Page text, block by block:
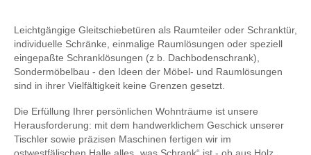
Leichtgängige Gleitschiebetüren als Raumteiler oder Schranktür,
individuelle Schränke, einmalige Raumlösungen oder speziell
eingepaßte Schranklösungen (z b. Dachbodenschrank),
Sondermöbelbau - den Ideen der Möbel- und Raumlösungen
sind in ihrer Vielfältigkeit keine Grenzen gesetzt.
Die Erfüllung Ihrer persönlichen Wohnträume ist unsere
Herausforderung: mit dem handwerklichem Geschick unserer
Tischler sowie präzisen Maschinen fertigen wir im